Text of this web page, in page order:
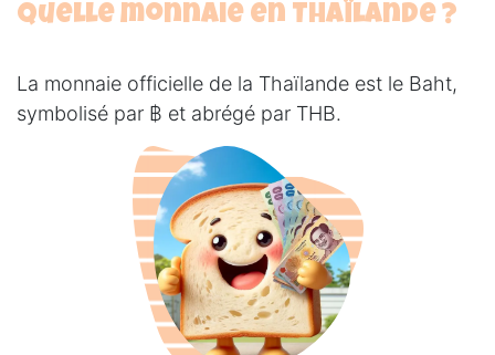
Quelle monnaie en Thaïlande ?
La monnaie officielle de la Thaïlande est le Baht,
symbolisé par ฿ et abrégé par THB.